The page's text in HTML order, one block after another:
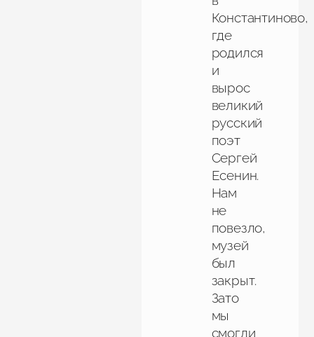
Константиново,
где
родился
и
вырос
великий
русский
поэт
Сергей
Есенин.
Нам
не
повезло,
музей
был
закрыт.
Зато
мы
смогли